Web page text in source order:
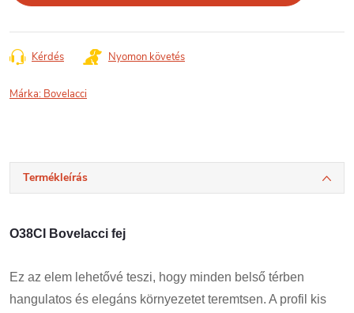
Kérdés Nyomon követés
Márka: Bovelacci
Termékleírás
O38CI Bovelacci fej
Ez az elem lehetővé teszi, hogy minden belső térben
hangulatos és elegáns környezetet teremtsen. A profil kis